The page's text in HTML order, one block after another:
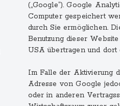
(„Google“). Google
Computer gespeichert
durch Sie ermöglichen.
Benutzung dieser
USA übertragen und dort
Im Falle der Aktivierung
Adresse von Google
oder in anderen